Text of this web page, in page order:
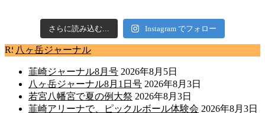
さらに読み込む... Instagram でフォロー
八ヶ岳ジャーナル
韮崎ジャーナル8月号 2026年8月5日
八ヶ岳ジャーナル8月1日号 2026年8月3日
若宮八幡宮で夏の例大祭 2026年8月3日
韮崎アリーナで、ピックルボール体験会 2026年8月3日